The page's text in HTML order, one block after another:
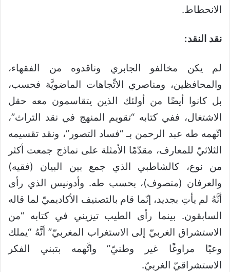
الانحطاط.
نقد النقد:
لم يكن مخالفو الجابري وناقدوه من الفقهاء،
والمحافظين، ومناصري الاتِّجاهات الماضويَّة فحسب،
بل كانوا أيضًا من أولئك الذين يتقاسمون معه حقل
الاشتغال، ففي كتابه “تقويم المنهج في نقد التراث”،
اتّهمه طه عبد الرحمن بـ “فساد التصور”، ونقد تقسيمه
الثلاثيّ للمعارف، مقدّمًا الأمثلة على نماذج جمعت أكثر
من نوع، كالشاطبي الذي جمع بين البيان (فقيه)
والعرفان (متصوف)، بحسب طه. وأدونيس الذي رأى
أنَّهُ لم يأتِ بجديد، إنّما قام بالتصنيف الأكاديميّ لما قاله
السابقون. بينما رأى الطيب تيزيني في كتابه “من
الاستشراق الغربيّ إلى الاستغراب المغربيّ” أنَّهُ “يملك
وعيًا مراوغًا غير وطنيّ” واتَّهمه بتبني الفكر
الاستشراقيّ الغربيّ.